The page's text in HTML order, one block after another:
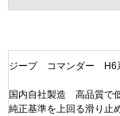
ジープ コマンダー H6
国内自社製造 高品質で
純正基準を上回る滑り